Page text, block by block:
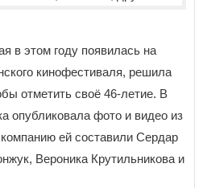
в этом году появилась на
кинофестиваля, решила
отметить своё 46-летие. В
опубликовала фото и видео из
компанию ей составили Сердар
Вероника Крутильникова и